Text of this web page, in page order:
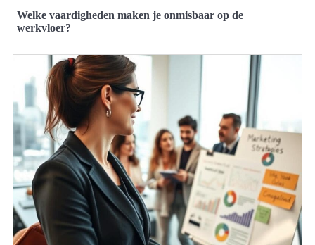
Welke vaardigheden maken je onmisbaar op de
werkvloer?